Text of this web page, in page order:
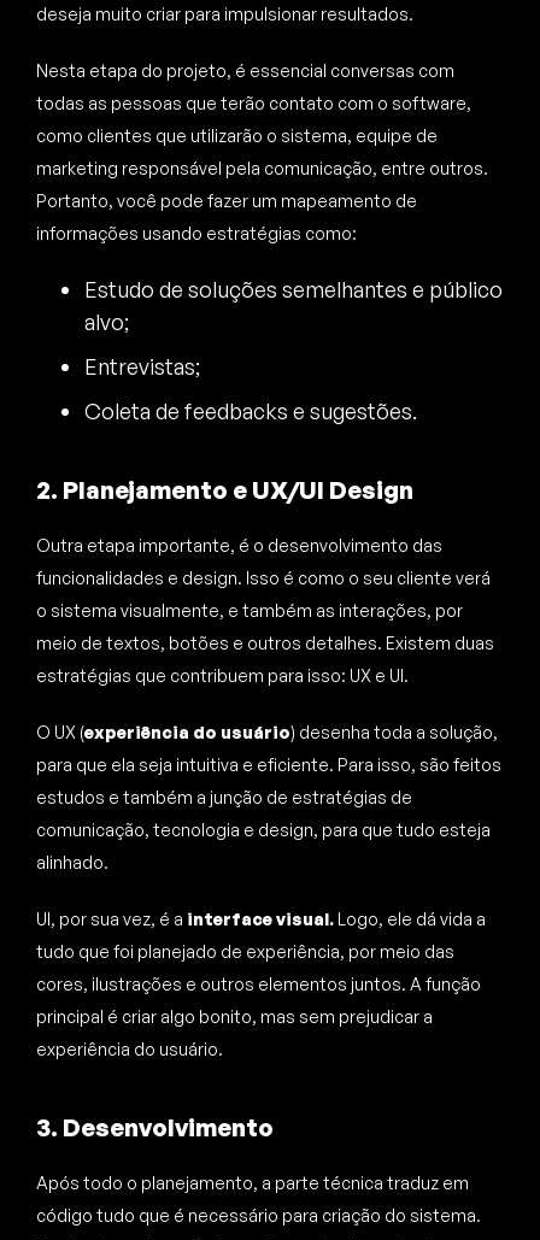
deseja muito criar para impulsionar resultados.
Nesta etapa do projeto, é essencial conversas com
todas as pessoas que terão contato com o software,
como clientes que utilizarão o sistema, equipe de
marketing responsável pela comunicação, entre outros.
Portanto, você pode fazer um mapeamento de
informações usando estratégias como:
Estudo de soluções semelhantes e público
alvo;
Entrevistas;
Coleta de feedbacks e sugestões.
2. Planejamento e UX/UI Design
Outra etapa importante, é o desenvolvimento das
funcionalidades e design. Isso é como o seu cliente verá
o sistema visualmente, e também as interações, por
meio de textos, botões e outros detalhes. Existem duas
estratégias que contribuem para isso: UX e UI.
O UX (experiência do usuário) desenha toda a solução,
para que ela seja intuitiva e eficiente. Para isso, são feitos
estudos e também a junção de estratégias de
comunicação, tecnologia e design, para que tudo esteja
alinhado.
UI, por sua vez, é a interface visual. Logo, ele dá vida a
tudo que foi planejado de experiência, por meio das
cores, ilustrações e outros elementos juntos. A função
principal é criar algo bonito, mas sem prejudicar a
experiência do usuário.
3. Desenvolvimento
Após todo o planejamento, a parte técnica traduz em
código tudo que é necessário para criação do sistema.